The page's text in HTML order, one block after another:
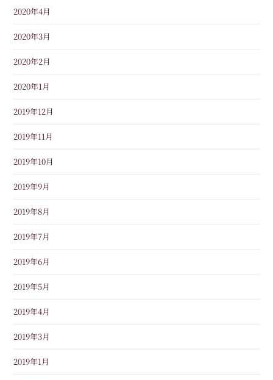
2020年4月
2020年3月
2020年2月
2020年1月
2019年12月
2019年11月
2019年10月
2019年9月
2019年8月
2019年7月
2019年6月
2019年5月
2019年4月
2019年3月
2019年1月